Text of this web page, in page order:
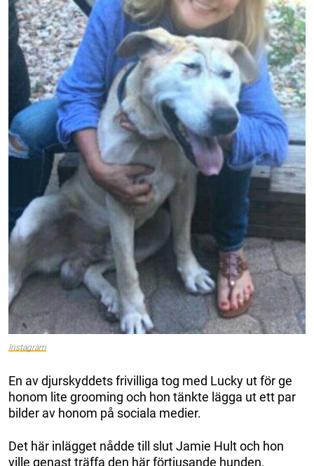
Instagram
En av djurskyddets frivilliga tog med Lucky ut för ge
honom lite grooming och hon tänkte lägga ut ett par
bilder av honom på sociala medier.
Det här inlägget nådde till slut Jamie Hult och hon
ville genast träffa den här förtjusande hunden.